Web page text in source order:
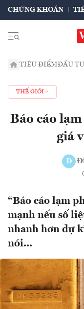
CHỨNG KHOÁN
TIÊU ĐIỂMĐẦU TƯ
THẾ GIỚI
Báo cáo
giá
Đ
“Báo cáo lạm
mạnh nếu số
nhanh hơn dự
nói...